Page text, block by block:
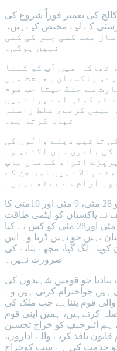
کالج کی تعمیر فوراً شروع کی
کے لیے مختص کیےہیں،
سال بعد کسی چیز کی کمی
نہیں ہوگی۔
تھاکہ میں آپ کو کہنا
پاکستان معیشت میں
سے جنگ جیتا جب قوم
تو کوئی اسے ہرا نہیں
کرتے، غلط راستہ
تباہ کرتا ہے۔
ترغیب دینے والوں کی
باتوں میں آگئے، وہ
افراد کے ماں باپ
والا نہیں اور جن کے
آرام سے بیٹھے ہیں۔
مریم نواز کا کہنا تھاکہ میں آپ کو 28 مئی، 9 مئی اور 10مئی کا
نے پاکستان کو ایٹمی طاقت
بنایا، آج جنگ نے بتادیاکہ 9 مئی، 10 مئی اور28 مئی کو کس نے کیا
نہیں جو نہیں ڈرتا وہ اس
لگ گیا، مجھے بتانے کی
بتادیا جو قومیں شہیدوں کی
جواحترام کرتی ہیں وہ
والی قوم بنناہے جب ملک کی
کرتےہیں، ہمیں اپنی قوم
ہم ائیرچیف کو خراج تحسین
نافذ کرنے والے اداروں،
خدمت کی ہے سب کوخراج